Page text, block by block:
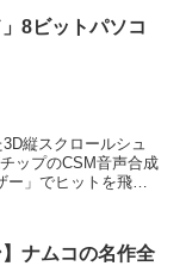
」8ビットパソコ
縦スクロールシュ
】ナムコの名作全